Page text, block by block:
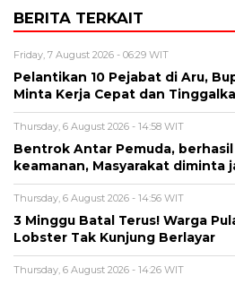
BERITA TERKAIT
Friday, 7 August 2026 - 06:29 WIT
Pelantikan 10 Pejabat di Aru,
Minta Kerja Cepat dan
Thursday, 6 August 2026 - 14:58 WIT
Bentrok Antar Pemuda,
keamanan, Masyarakat diminta
Thursday, 6 August 2026 - 14:56 WIT
3 Minggu Batal Terus! Warga
Lobster Tak Kunjung Berlayar
Thursday, 6 August 2026 - 14:26 WIT